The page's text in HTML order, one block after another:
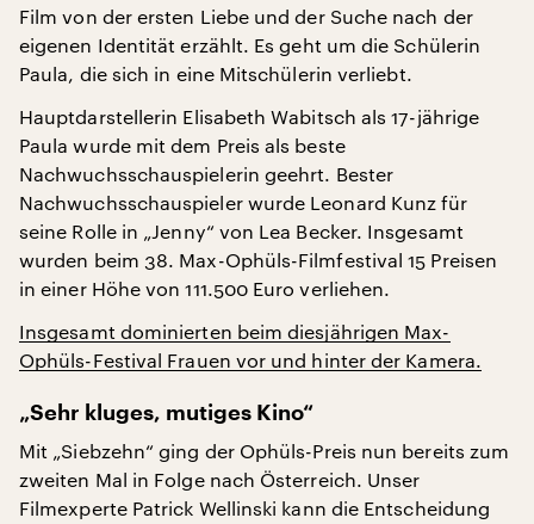
Film von der ersten Liebe und der Suche nach der
eigenen Identität erzählt. Es geht um die Schülerin
Paula, die sich in eine Mitschülerin verliebt.
Hauptdarstellerin Elisabeth Wabitsch als 17-jährige
Paula wurde mit dem Preis als beste
Nachwuchsschauspielerin geehrt. Bester
Nachwuchsschauspieler wurde Leonard Kunz für
seine Rolle in „Jenny“ von Lea Becker. Insgesamt
wurden beim 38. Max-Ophüls-Filmfestival 15 Preisen
in einer Höhe von 111.500 Euro verliehen.
Insgesamt dominierten beim diesjährigen Max-
Ophüls-Festival Frauen vor und hinter der Kamera.
„Sehr kluges, mutiges Kino“
Mit „Siebzehn“ ging der Ophüls-Preis nun bereits zum
zweiten Mal in Folge nach Österreich. Unser
Filmexperte Patrick Wellinski kann die Entscheidung